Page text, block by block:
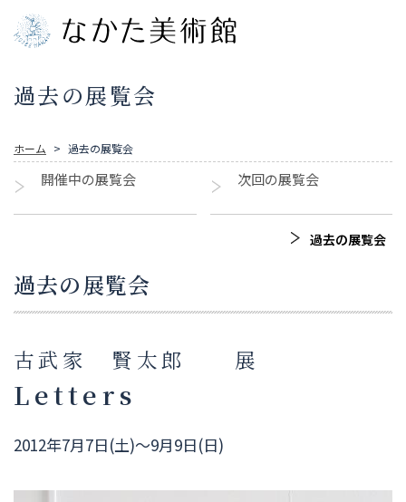
過去の展覧会
ホーム 過去の展覧会
開催中の展覧会 次回の展覧会
過去の展覧会
過去の展覧会
古武家 賢太郎 展
Letters
2012年7月7日(土)～9月9日(日)